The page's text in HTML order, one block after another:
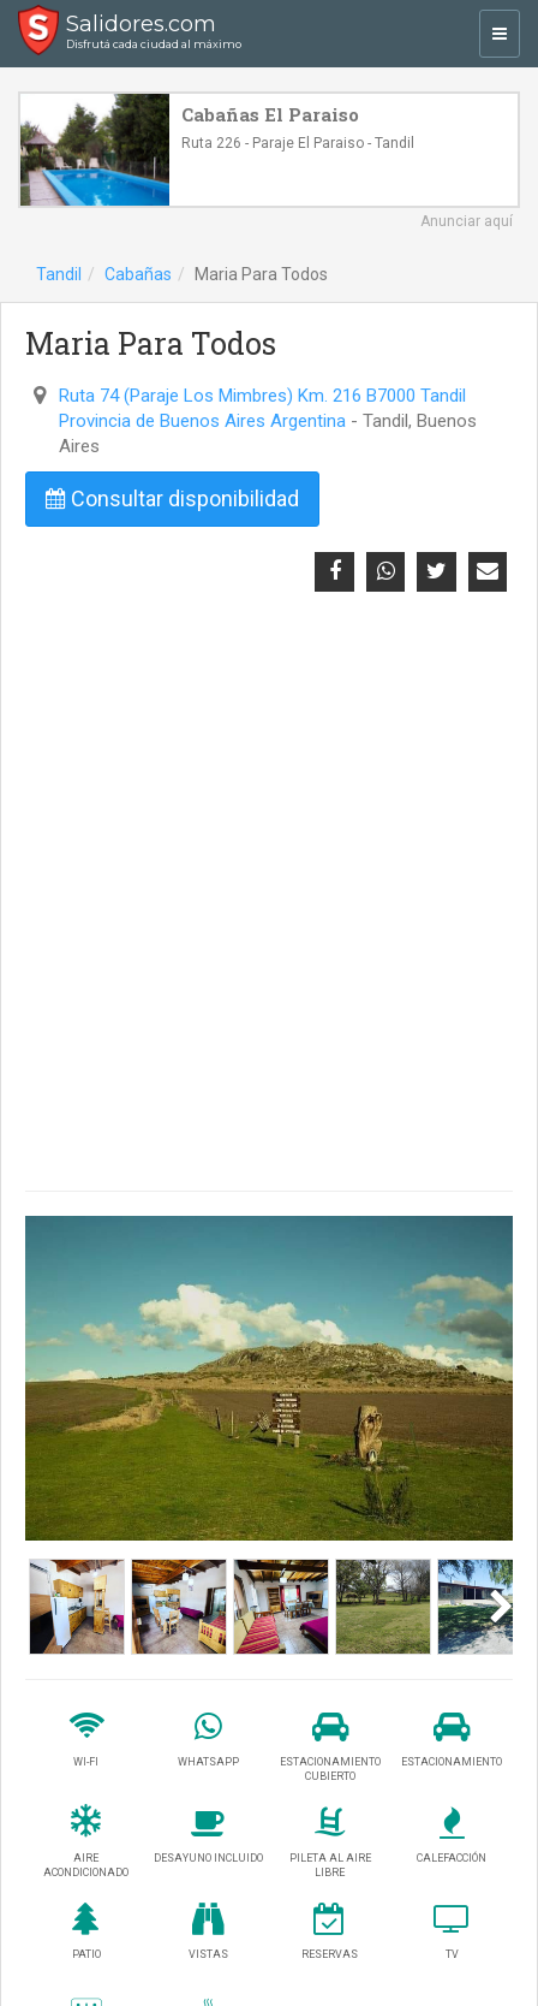
Salidores.com
Disfrutá cada ciudad al máximo
Cabañas El Paraiso
Ruta 226 - Paraje El Paraiso - Tandil
Anunciar aquí
Tandil Cabañas Maria Para Todos
Maria Para Todos
Ruta 74 (Paraje Los Mimbres) Km. 216 B7000 Tandil
Provincia de Buenos Aires Argentina - Tandil, Buenos
Aires
Consultar disponibilidad
WI-FI WHATSAPP
ESTACIONAMIENTO
CUBIERTO
ESTACIONAMIENTO
AIRE
ACONDICIONADO
DESAYUNO INCLUIDO
PILETA AL AIRE
LIBRE
CALEFACCIÓN
PATIO VISTAS RESERVAS TV